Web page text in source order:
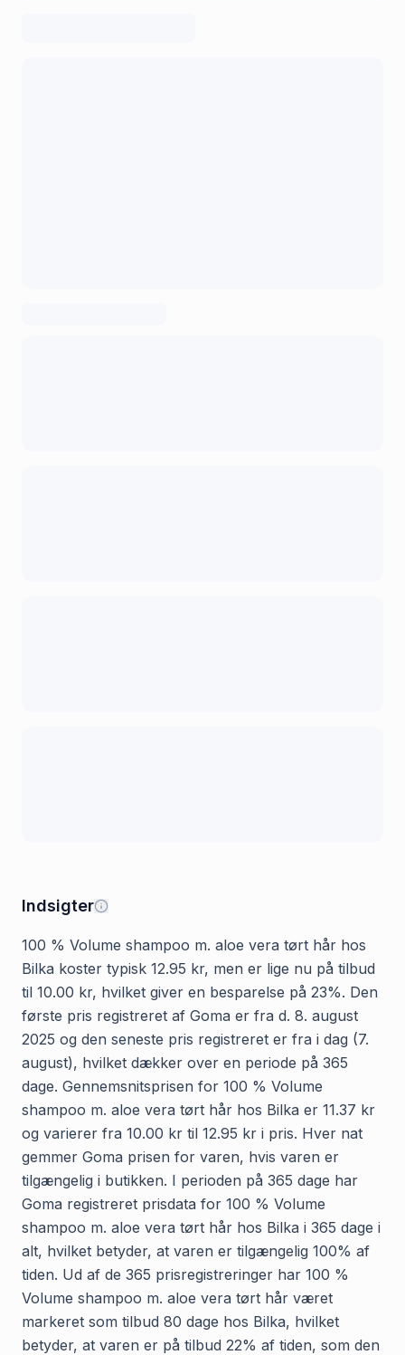
Indsigter
100 % Volume shampoo m. aloe vera tørt hår hos
Bilka koster typisk 12.95 kr, men er lige nu på tilbud
til 10.00 kr, hvilket giver en besparelse på 23%. Den
første pris registreret af Goma er fra d. 8. august
2025 og den seneste pris registreret er fra i dag (7.
august), hvilket dækker over en periode på 365
dage. Gennemsnitsprisen for 100 % Volume
shampoo m. aloe vera tørt hår hos Bilka er 11.37 kr
og varierer fra 10.00 kr til 12.95 kr i pris. Hver nat
gemmer Goma prisen for varen, hvis varen er
tilgængelig i butikken. I perioden på 365 dage har
Goma registreret prisdata for 100 % Volume
shampoo m. aloe vera tørt hår hos Bilka i 365 dage i
alt, hvilket betyder, at varen er tilgængelig 100% af
tiden. Ud af de 365 prisregistreringer har 100 %
Volume shampoo m. aloe vera tørt hår været
markeret som tilbud 80 dage hos Bilka, hvilket
betyder, at varen er på tilbud 22% af tiden, som den